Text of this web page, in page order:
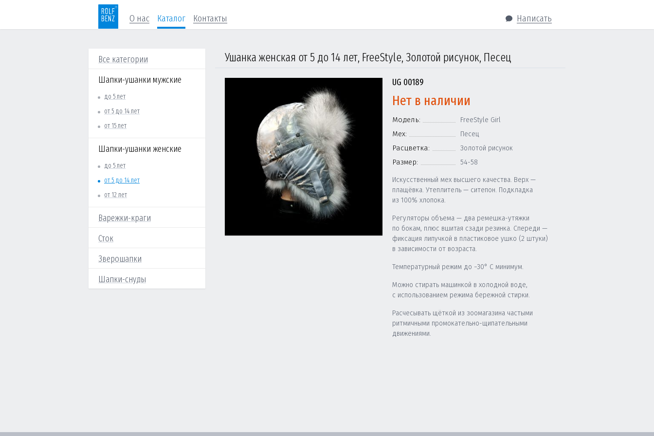
О нас Каталог Контакты Написать
Все категории
Шапки-ушанки мужские
до 5 лет
от 5 до 14 лет
от 15 лет
Шапки-ушанки женские
до 5 лет
от 5 до 14 лет
от 12 лет
Варежки-краги
Сток
Зверошапки
Шапки-снуды
Ушанка женская от 5 до 14 лет, FreeStyle, Золотой рисунок, Песец
UG 00189
Нет в наличии
Модель: FreeStyle Girl
Мех: Песец
Расцветка: Золотой рисунок
Размер: 54-58
Искусственный мех высшего качества. Верх —
плащёвка. Утеплитель — ситепон. Подкладка
из 100% хлопока.
Регуляторы объема — два ремешка-утяжки
по бокам, плюс вшитая сзади резинка. Спереди —
фиксация липучкой в пластиковое ушко (2 штуки)
в зависимости от возраста.
Температурный режим до −30° C минимум.
Можно стирать машинкой в холодной воде,
с использованием режима бережной стирки.
Расчесывать щёткой из зоомагазина частыми
ритмичными промокательно-щипательными
движениями.